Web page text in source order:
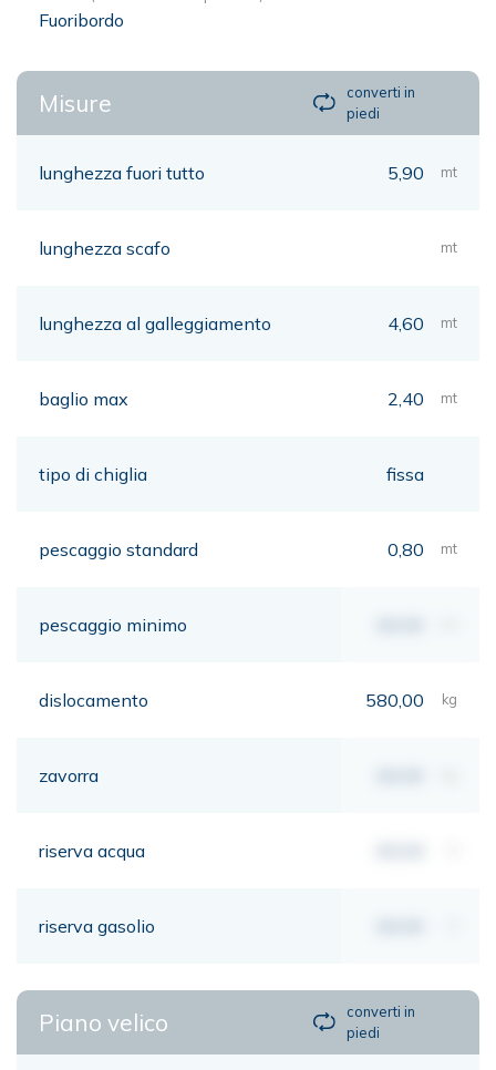
Fuoribordo
Misure
converti in
piedi
lunghezza fuori tutto 5,90 mt
lunghezza scafo mt
lunghezza al galleggiamento 4,60 mt
baglio max 2,40 mt
tipo di chiglia fissa
pescaggio standard 0,80 mt
pescaggio minimo
dislocamento 580,00 kg
zavorra
riserva acqua
riserva gasolio
Piano velico
converti in
piedi